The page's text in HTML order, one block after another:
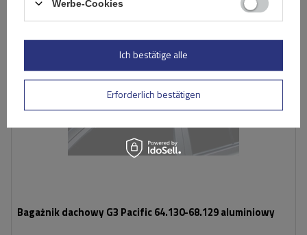
Bagażnik dachowy G3 Pacific 64.130-68.129 aluminiowy
Werbe-Cookies
Erforderlich bestätigen
Ich bestätige alle